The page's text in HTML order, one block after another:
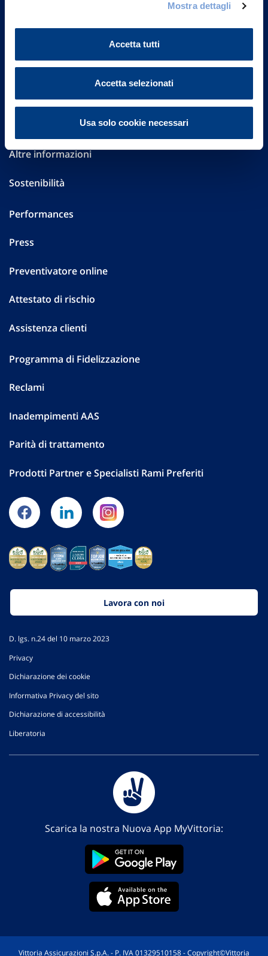
Mostra dettagli
Accetta tutti
Accetta selezionati
Usa solo cookie necessari
FAQ
Governance
Investor Relations
Altre informazioni
Sostenibilità
Performances
Press
Preventivatore online
Attestato di rischio
Assistenza clienti
Programma di Fidelizzazione
Reclami
Inadempimenti AAS
Parità di trattamento
Prodotti Partner e Specialisti Rami Preferiti
Lavora con noi
D. lgs. n.24 del 10 marzo 2023
Privacy
Dichiarazione dei cookie
Informativa Privacy del sito
Dichiarazione di accessibilità
Liberatoria
Scarica la nostra Nuova App MyVittoria:
Vittoria Assicurazioni S.p.A. - P. IVA 01329510158 - Copyright©Vittoria